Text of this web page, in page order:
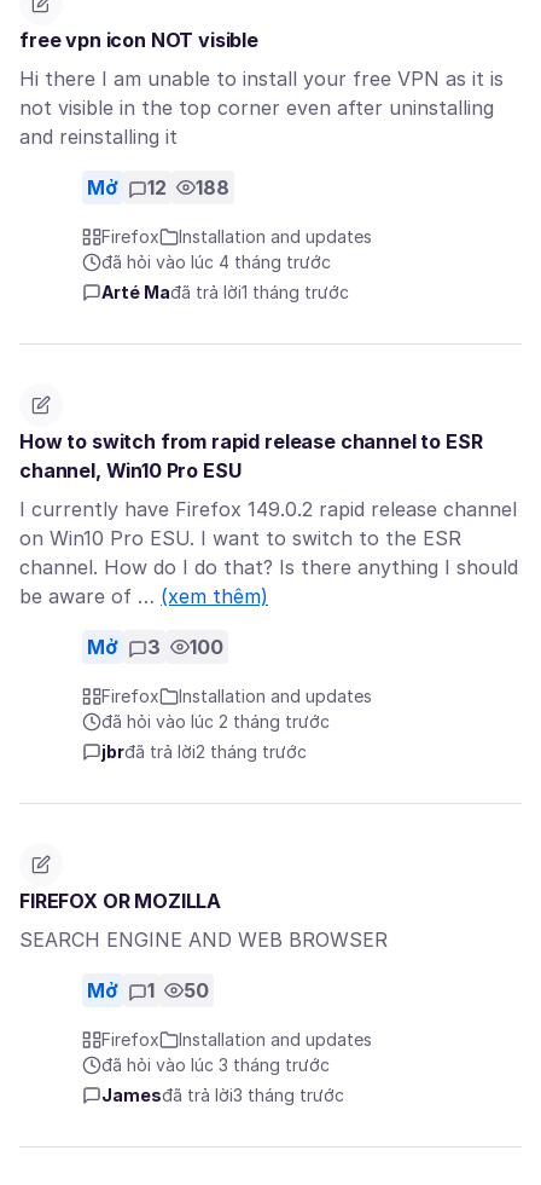
free vpn icon NOT visible
Hi there I am unable to install your free VPN as it is
not visible in the top corner even after uninstalling
and reinstalling it
Mở 12 188
Firefox
Installation and updates
đã hỏi vào lúc 4 tháng trước
Arté Mađã trả lời1 tháng trước
How to switch from rapid release channel to ESR
channel, Win10 Pro ESU
I currently have Firefox 149.0.2 rapid release channel
on Win10 Pro ESU. I want to switch to the ESR
channel. How do I do that? Is there anything I should
be aware of … (xem thêm)
Mở 3 100
Firefox
Installation and updates
đã hỏi vào lúc 2 tháng trước
jbrđã trả lời2 tháng trước
FIREFOX OR MOZILLA
SEARCH ENGINE AND WEB BROWSER
Mở 1 50
Firefox
Installation and updates
đã hỏi vào lúc 3 tháng trước
Jamesđã trả lời3 tháng trước